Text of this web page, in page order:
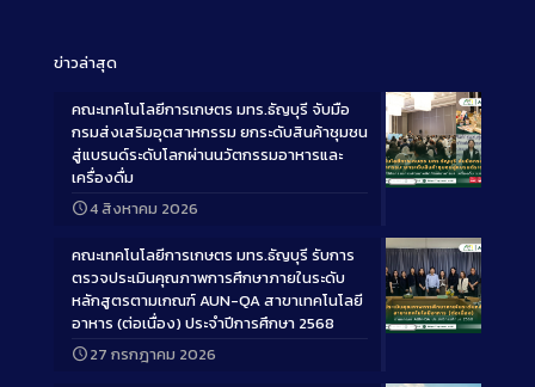
ข่าวล่าสุด
Long
คณะเทคโนโลยีการเกษตร มทร.ธัญบุรี จับมือ
กรมส่งเสริมอุตสาหกรรม ยกระดับสินค้าชุมชน
สู่แบรนด์ระดับโลกผ่านนวัตกรรมอาหารและ
เครื่องดื่ม
4 สิงหาคม 2026
Long
คณะเทคโนโลยีการเกษตร มทร.ธัญบุรี รับการ
ตรวจประเมินคุณภาพการศึกษาภายในระดับ
หลักสูตรตามเกณฑ์ AUN-QA สาขาเทคโนโลยี
อาหาร (ต่อเนื่อง) ประจำปีการศึกษา 2568
27 กรกฎาคม 2026